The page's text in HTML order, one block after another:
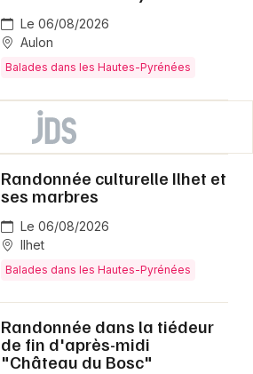
Le 06/08/2026
Aulon
Balades dans les Hautes-Pyrénées
Randonnée culturelle Ilhet et
ses marbres
Le 06/08/2026
Ilhet
Balades dans les Hautes-Pyrénées
Randonnée dans la tiédeur
de fin d'après-midi
"Château du Bosc"